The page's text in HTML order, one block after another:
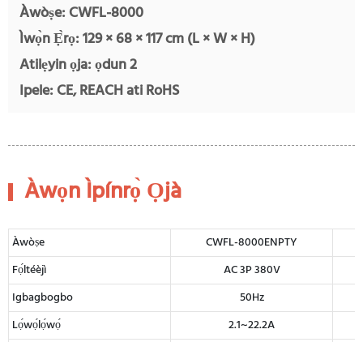
Àwòṣe: CWFL-8000
Ìwọ̀n Ẹ̀rọ: 129 × 68 × 117 cm (L × W × H)
Atilẹyin ọja: ọdun 2
Ipele: CE, REACH ati RoHS
Àwọn Ìpínrọ̀ Ọjà
Àwòṣe
CWFL-8000ENPTY
Fọ́ltéèjì
AC 3P 380V
Igbagbogbo
50Hz
Lọ́wọ́lọ́wọ́
2.1~22.2A